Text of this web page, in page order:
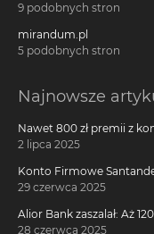
9 podobnych stron
mirandum.pl
5 podobnych stron
Najnowsze
Nawet 800 zł premii z
2 lipca 2025
Konto Firmowe
29 czerwca 2025
Alior Bank zaszalał: Aż
darmowego konta!
28 czerwca 2025